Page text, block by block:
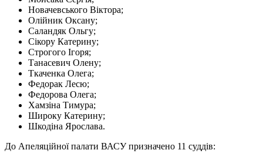
Новачевського Віктора;
Олійник Оксану;
Саландяк Ольгу;
Сікору Катерину;
Строгого Ігоря;
Танасевич Олену;
Ткаченка Олега;
Федорак Лесю;
Федорова Олега;
Хамзіна Тимура;
Широку Катерину;
Шкодіна Ярослава.
До Апеляційної палати ВАСУ призначено 11 суддів: